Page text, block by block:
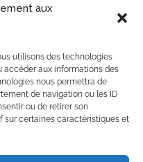
aux
utilisons des technologies
accéder aux informations des
nous permettra de
de navigation ou les ID
ou de retirer son
sur certaines caractéristiques et